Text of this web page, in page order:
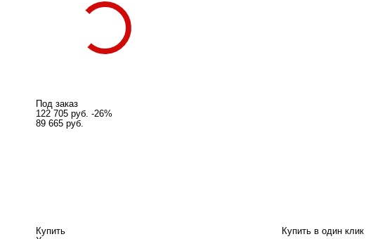
Под заказ
122 705 руб. -26%
89 665 руб.
Купить
Купить в один клик